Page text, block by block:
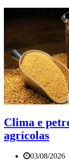
Clima e
agrícolas
03/08/2026